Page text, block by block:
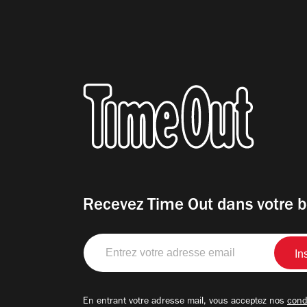
Recevez Time Out dans votre
Entrez
votre
adresse
En entrant votre adresse mail, vous acceptez nos